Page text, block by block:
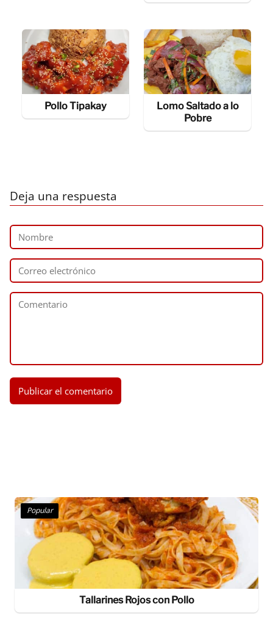
Pollo Tipakay
Lomo Saltado a lo
Pobre
Deja una respuesta
Popular
Tallarines Rojos con Pollo